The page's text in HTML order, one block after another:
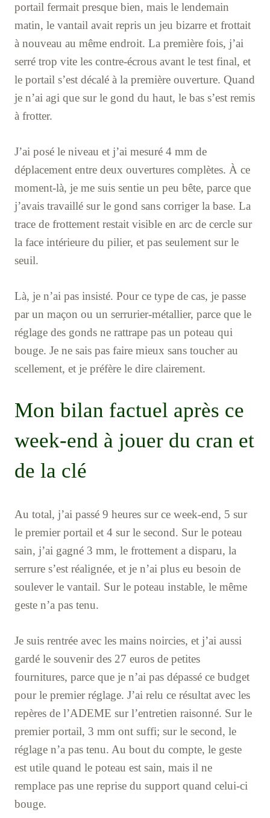
portail fermait presque bien, mais le lendemain
matin, le vantail avait repris un jeu bizarre et frottait
à nouveau au même endroit. La première fois, j’ai
serré trop vite les contre-écrous avant le test final, et
le portail s’est décalé à la première ouverture. Quand
je n’ai agi que sur le gond du haut, le bas s’est remis
à frotter.
J’ai posé le niveau et j’ai mesuré 4 mm de
déplacement entre deux ouvertures complètes. À ce
moment-là, je me suis sentie un peu bête, parce que
j’avais travaillé sur le gond sans corriger la base. La
trace de frottement restait visible en arc de cercle sur
la face intérieure du pilier, et pas seulement sur le
seuil.
Là, je n’ai pas insisté. Pour ce type de cas, je passe
par un maçon ou un serrurier-métallier, parce que le
réglage des gonds ne rattrape pas un poteau qui
bouge. Je ne sais pas faire mieux sans toucher au
scellement, et je préfère le dire clairement.
Mon bilan factuel après ce
week-end à jouer du cran et
de la clé
Au total, j’ai passé 9 heures sur ce week-end, 5 sur
le premier portail et 4 sur le second. Sur le poteau
sain, j’ai gagné 3 mm, le frottement a disparu, la
serrure s’est réalignée, et je n’ai plus eu besoin de
soulever le vantail. Sur le poteau instable, le même
geste n’a pas tenu.
Je suis rentrée avec les mains noircies, et j’ai aussi
gardé le souvenir des 27 euros de petites
fournitures, parce que je n’ai pas dépassé ce budget
pour le premier réglage. J’ai relu ce résultat avec les
repères de l’ADEME sur l’entretien raisonné. Sur le
premier portail, 3 mm ont suffi; sur le second, le
réglage n’a pas tenu. Au bout du compte, le geste
est utile quand le poteau est sain, mais il ne
remplace pas une reprise du support quand celui-ci
bouge.